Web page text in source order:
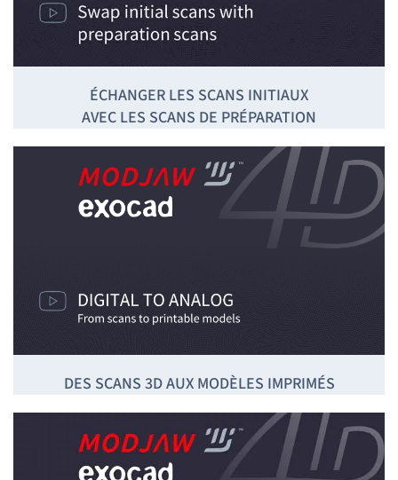
ÉCHANGER LES SCANS INITIAUX
AVEC LES SCANS DE PRÉPARATION
DES SCANS 3D AUX MODÈLES IMPRIMÉS